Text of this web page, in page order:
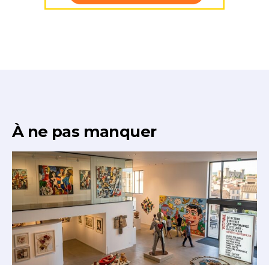
J'accepte lestermes et conditions
* Champ obligatoire
À ne pas manquer